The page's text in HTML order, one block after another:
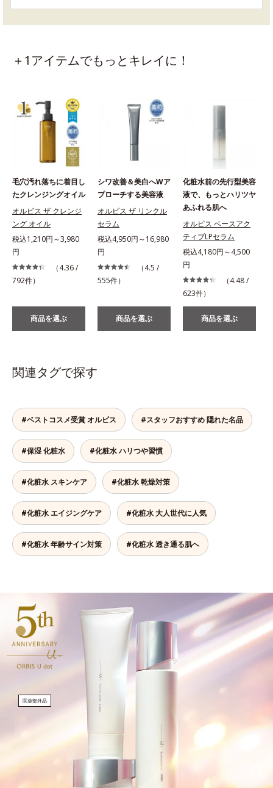
＋1アイテムでもっとキレイに！
毛穴汚れ落ちに着目し
たクレンジングオイル
オルビス ザ クレンジ
ング オイル
税込1,210円～3,980
円
（4.36 /
792件）
商品を選ぶ
シワ改善＆美白へWア
プローチする美容液
オルビス ザ リンクル
セラム
税込4,950円～16,980
円
（4.5 /
555件）
商品を選ぶ
化粧水前の先行型美容
液で、もっとハリツヤ
あふれる肌へ
オルビス ベースアク
ティブLPセラム
税込4,180円～4,500
円
（4.48 /
623件）
商品を選ぶ
関連タグで探す
#ベストコスメ受賞 オルビス #スタッフおすすめ 隠れた名品
#保湿 化粧水 #化粧水 ハリつや習慣
#化粧水 スキンケア #化粧水 乾燥対策
#化粧水 エイジングケア #化粧水 大人世代に人気
#化粧水 年齢サイン対策 #化粧水 透き通る肌へ
医薬部外品